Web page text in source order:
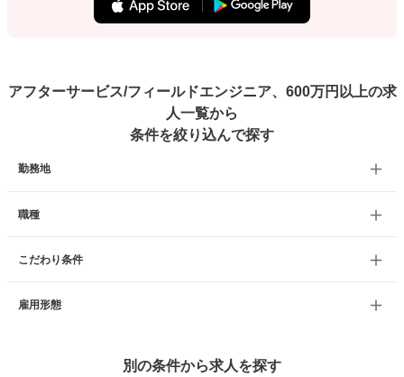
アフターサービス/フィールドエンジニア、600万円以上の求
人一覧から
条件を絞り込んで探す
勤務地
職種
こだわり条件
雇用形態
別の条件から求人を探す